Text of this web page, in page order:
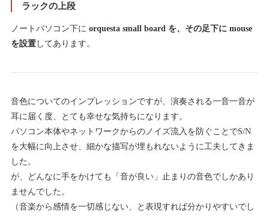
ラックの上段
ノートパソコン下に orquesta small board を、その足下に mouse
を設置してあります。
音色についてのインプレッションですが、演奏される一音一音が
耳に届く度、とても幸せな気持ちになります。
パソコン本体やネットワークからのノイズ流入を防ぐことでS/N
を大幅に向上させ、細かな描写が埋もれないように工夫してきま
した。
が、どんなに手をかけても「音が良い」止まりの音色でしかあり
ませんでした。
（音楽から感情を一切感じない、と表現すれば分かりやすいでし